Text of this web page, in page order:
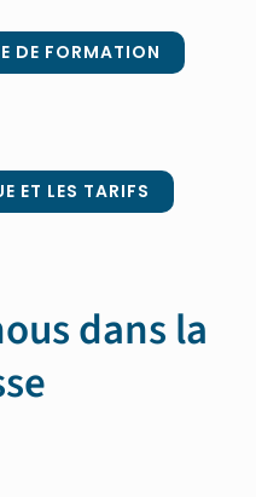
DE FORMATION
ET LES TARIFS
dans la